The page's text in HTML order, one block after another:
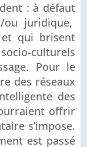
: à défaut
ou juridique,
et qui brisent
culturels
Pour le
des réseaux
des
offrir
s’impose.
est passé